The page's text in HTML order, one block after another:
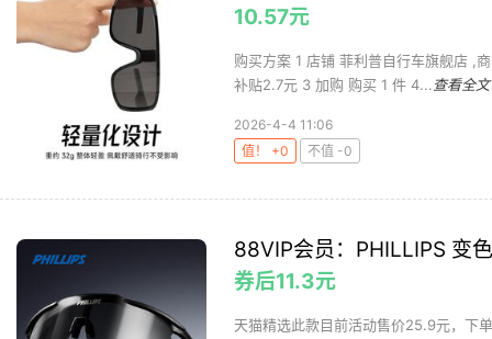
10.57元
购买方案 1 店铺 菲利普自行车旗舰店 ,
补贴2.7元 3 加购 购买 1 件 4... 查看全文
2026-4-4 11:06
值！ +0
不值 -0
88VIP会员：PHILLIPS 变
券后11.3元
天猫精选此款目前活动售价25.9元，下